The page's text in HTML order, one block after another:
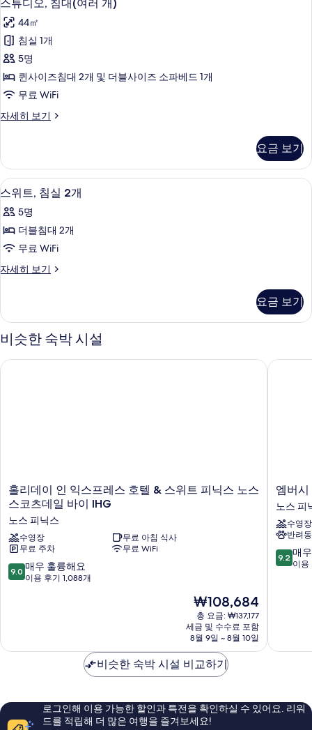
In
Shwr)
사
진
모
두
보
Roll-
In
Shwr)
자
세
히
기
개
및
소
파
베
드
사
두
보
기
침
대
개
및
소
파
베
히
보
기
튜
디
오,
침
대
러
사
진
모
두
보
기
스튜디오, 침대(여러 개)
44㎡
침실 1개
5명
퀸사이즈침대 2개 및 더블사이즈 소파베드 1개
무료 WiFi
자세히 보기
스
침
대
(여
개)
자
히
보
기
요금 보기
스
위
트,
침
2
사
모
두
스위트, 침실 2개 | 고급 침구, 객실 내
6
스위트, 침실 2개
5명
더블침대 2개
무료 WiFi
자세히 보기
스
실
2
개
세
요금 보기
비슷한 숙박 시설
홀
리
이
인
익
스
프
스
닉
노
홀리데이 인 익스프레스 호텔 & 스위트 피닉스 노스
스코츠데일 바이 IHG
노스 피닉스
수영장
무료 아침 식사
무료 주차
무료 WiFi
10
점
매
해
9.0 매우 훌륭해요
이용 후기 1,088개
현
재
요
금
₩108,684
₩108,684
총 요금: ₩137,177
세금 및 수수료 포함
8월 9일 ~ 8월 10일
홀리데이 인 익스프레스 호텔 & 스위트 피닉스 노스 스코츠데일
엠
버
시
스
위
트
바
스
일
노
엠버
노스 피
수영장
반려
10
점
우
요,
이
9.2 매
이용
엠버시
비슷한 숙박 시설 비교하기
로그인해 이용 가능한 할인과 특전을 확인하실 수 있어요. 리워
드를 적립해 더 많은 여행을 즐겨보세요!